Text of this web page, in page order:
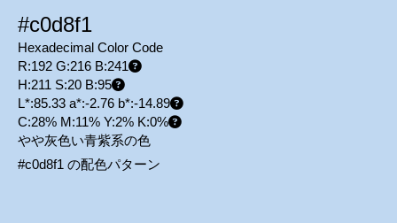
#c0d8f1
Hexadecimal Color Code
R:192 G:216 B:241
H:211 S:20 B:95
L*:85.33 a*:-2.76 b*:-14.89
C:28% M:11% Y:2% K:0%
やや灰色い青紫系の色
#c0d8f1 の配色パターン